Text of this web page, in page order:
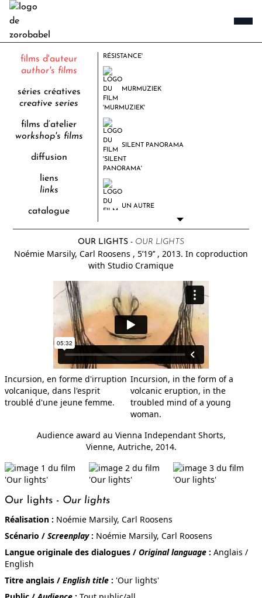
films d'auteur
author's films
séries créatives
creative series
films d’atelier
workshop's films
diffusion
liens
links
catalogue
MURMUZIEK
SILENT PANORAMA
UN AUTRE
CONTE SAUVAGE
MISÈRE SEXUELLE
HORS-CHAMP
CE QUI BOUGE EST VIVANT
OUR LIGHTS - OUR LIGHTS
Noémie Marsily, Carl Roosens , 5’19’’ , 2013. In coproduction
with Studio Cramique
Incursion, en forme d'irruption
volcanique, dans l'esprit
troublé d'une jeune femme.
Incursion, in the form of a
volcanic eruption, in the
troubled mind of a young
woman.
Audience award au Vienna Independant Shorts,
Vienne, Autriche, 2014.
Our lights - Our lights
Réalisation : Noémie Marsily, Carl Roosens
Scénario / Screenplay: Noémie Marsily, Carl Roosens
Langue originale des dialogues / Original language : Anglais /
English
Titre anglais / English title : 'Our lights'